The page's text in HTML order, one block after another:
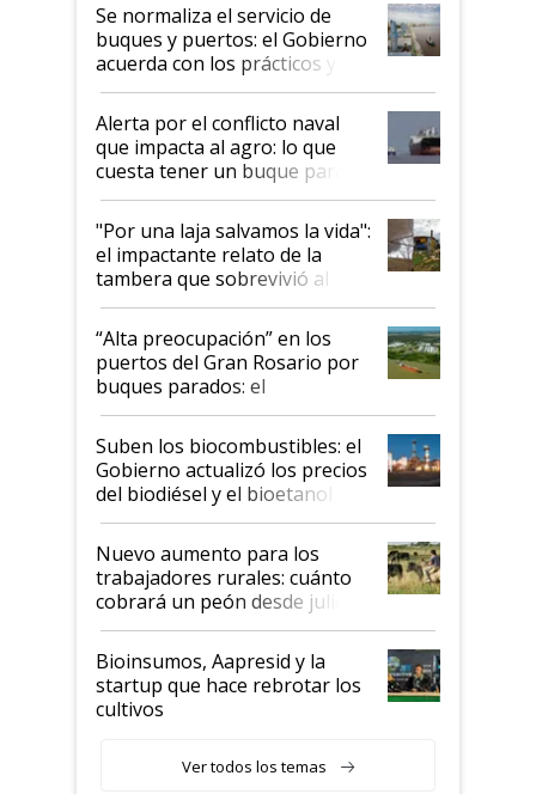
Se normaliza el servicio de
buques y puertos: el Gobierno
acuerda con los prácticos y
suspende el decreto de
desregulación
Alerta por el conflicto naval
que impacta al agro: lo que
cuesta tener un buque parado
y el peligro de que Argentina
pase a ser "país sucio"
"Por una laja salvamos la vida":
el impactante relato de la
tambera que sobrevivió al
tornado
“Alta preocupación” en los
puertos del Gran Rosario por
buques parados: el
funcionamiento de las
exportadoras en tensión tras
la medida de fuerza de los
prácticos
Suben los biocombustibles: el
Gobierno actualizó los precios
del biodiésel y el bioetanol
Nuevo aumento para los
trabajadores rurales: cuánto
cobrará un peón desde julio
Bioinsumos, Aapresid y la
startup que hace rebrotar los
cultivos
Ver todos los temas